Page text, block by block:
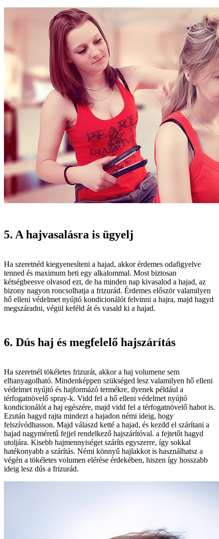
5. A hajvasalásra is ügyelj
Ha szeretnéd kiegyenesíteni a hajad, akkor érdemes odafigyelve
tenned és maximum heti egy alkalommal. Most biztosan
kétségbeesve olvasod ezt, de ha minden nap kivasalod a hajad, az
bizony nagyon roncsolhatja a frizurád. Érdemes először valamilyen
hő elleni védelmet nyújtó kondicionálót felvinni a hajra, majd hagyd
megszáradni, végül keféld át és vasald ki a hajad.
6. Dús haj és megfelelő hajszárítás
Ha szeretnél tökéletes frizurát, akkor a haj volumene sem
elhanyagolható. Mindenképpen szükséged lesz valamilyen hő elleni
védelmet nyújtó és hajformázó termékre, ilyenek például a
térfogatnövelő spray-k. Vidd fel a hő elleni védelmet nyújtó
kondicionálót a haj egészére, majd vidd fel a térfogatnövelő habot is.
Ezután hagyd rajta mindezt a hajadon némi ideig, hogy
felszívódhasson. Majd válaszd ketté a hajad, és kezdd el szárítani a
hajad nagyméretű fejjel rendelkező hajszárítóval. a fejtetőt hagyd
utoljára. Kisebb hajmennyiséget száríts egyszerre, így sokkal
hatékonyabb a szárítás. Némi könnyű hajlakkot is használhatsz a
végén a tökéletes volumen elérése érdekében, hiszen így hosszabb
ideig lesz dús a frizurád.